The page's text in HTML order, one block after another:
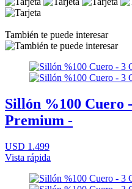
También te puede interesar
Sillón %100 Cuero
Premium -
USD 1.499
Vista rápida